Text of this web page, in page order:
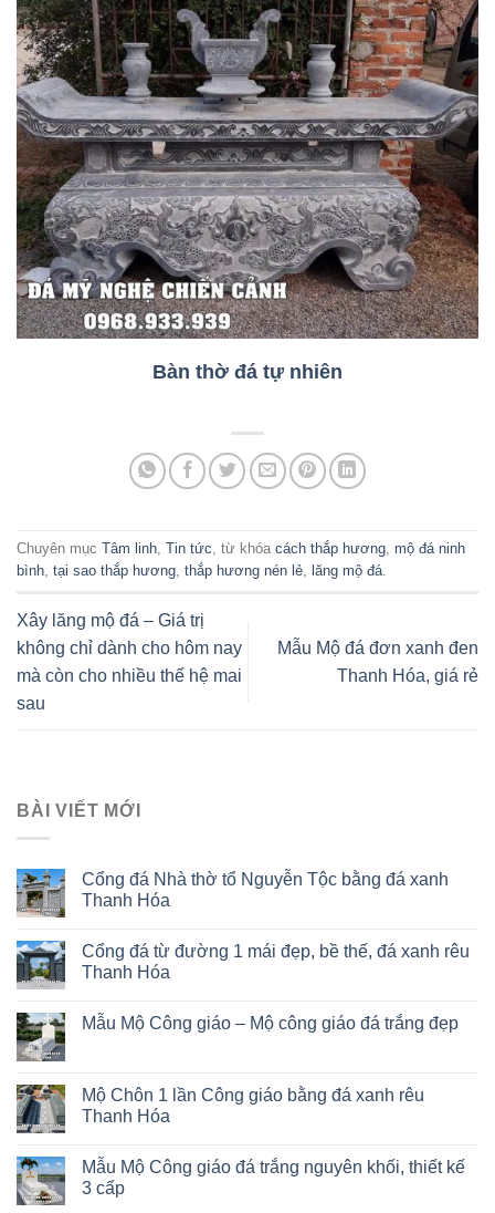
Bàn thờ đá tự nhiên
Chuyên mục Tâm linh, Tin tức, từ khóa cách thắp hương, mộ đá ninh
bình, tại sao thắp hương, thắp hương nén lẻ, lăng mộ đá.
Xây lăng mộ đá – Giá trị
không chỉ dành cho hôm nay
mà còn cho nhiều thế hệ mai
sau
Mẫu Mộ đá đơn xanh đen
Thanh Hóa, giá rẻ
BÀI VIẾT MỚI
Cổng đá Nhà thờ tổ Nguyễn Tộc bằng đá xanh
Thanh Hóa
Cổng đá từ đường 1 mái đẹp, bề thế, đá xanh rêu
Thanh Hóa
Mẫu Mộ Công giáo – Mộ công giáo đá trắng đẹp
Mộ Chôn 1 lần Công giáo bằng đá xanh rêu
Thanh Hóa
Mẫu Mộ Công giáo đá trắng nguyên khối, thiết kế
3 cấp